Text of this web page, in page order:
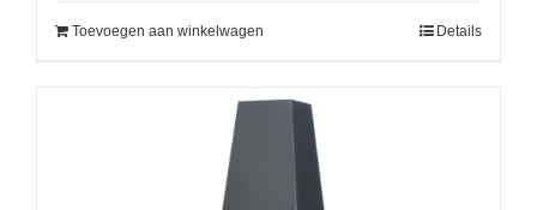
Toevoegen aan winkelwagen Details